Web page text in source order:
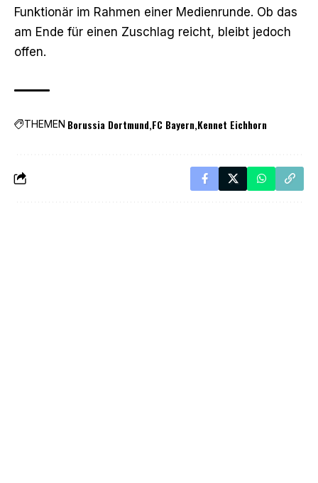
Funktionär im Rahmen einer Medienrunde. Ob das
am Ende für einen Zuschlag reicht, bleibt jedoch
offen.
THEMEN Borussia Dortmund FC Bayern Kennet Eichhorn